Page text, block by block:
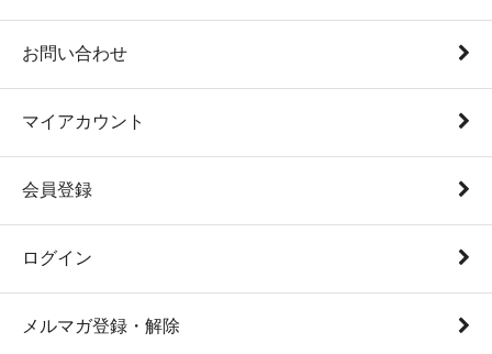
お問い合わせ
マイアカウント
会員登録
ログイン
メルマガ登録・解除